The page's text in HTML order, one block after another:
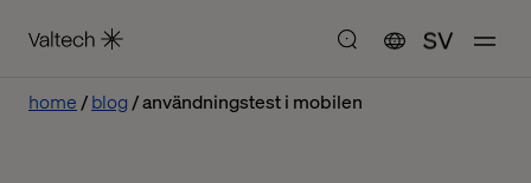
SV
home blog användningstest i mobilen